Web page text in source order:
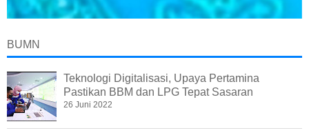
BUMN
Teknologi Digitalisasi, Upaya Pertamina
Pastikan BBM dan LPG Tepat Sasaran
26 Juni 2022